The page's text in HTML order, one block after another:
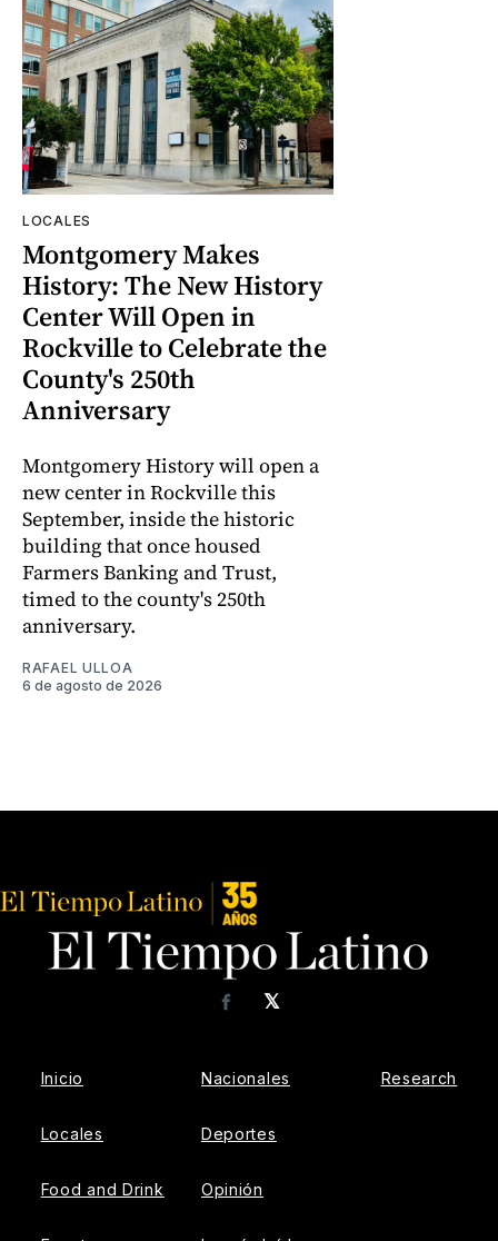
LOCALES
Montgomery Makes
History: The New History
Center Will Open in
Rockville to Celebrate the
County's 250th
Anniversary
Montgomery History will open a
new center in Rockville this
September, inside the historic
building that once housed
Farmers Banking and Trust,
timed to the county's 250th
anniversary.
RAFAEL ULLOA
6 de agosto de 2026
𝕏
Facebook
Inicio
Locales
Food and Drink
Nacionales
Deportes
Opinión
Research